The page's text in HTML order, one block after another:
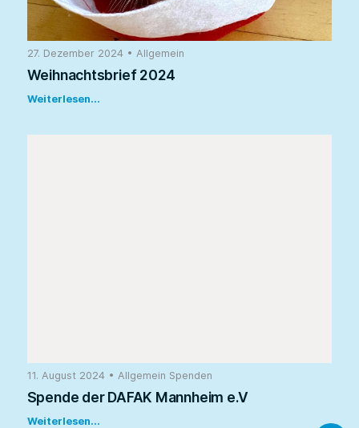
27. Dezember 2024 • Allgemein
Weihnachtsbrief 2024
Weiterlesen...
11. August 2024 • Allgemein Spenden
Spende der DAFAK Mannheim e.V
Weiterlesen...